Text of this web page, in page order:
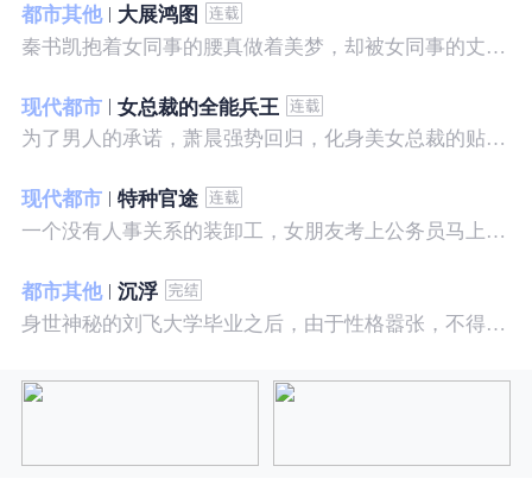
都市其他
大展鸿图
秦书凯抱着女同事的腰真做着美梦，却被女同事的丈夫发现，解释说是正常工作......被打击报复，得到漂亮女邻居的帮助，从此不断高升……
现代都市
女总裁的全能兵王
为了男人的承诺，萧晨强势回归，化身美女总裁的贴身保镖，横扫八方之敌，谱写王者传奇！
现代都市
特种官途
一个没有人事关系的装卸工，女朋友考上公务员马上抛弃了他，却是没有想到他也考上了公务员，奇迹般成为高官……
都市其他
沉浮
身世神秘的刘飞大学毕业之后，由于性格嚣张，不得不一而再再而三的面临着重重危机，受到了来自各方面的全方位打压